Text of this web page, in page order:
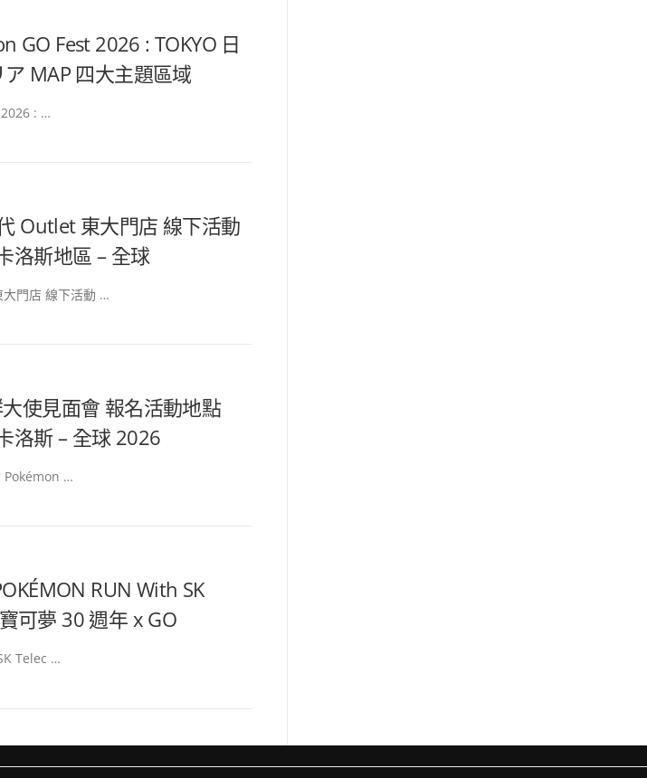
GO Fest 2026 : TOKYO 日
MAP 四大主題區域
: …
Outlet 東大門店 線下活動
洛斯地區 – 全球
門店 線下活動 …
使見面會 報名活動地點
洛斯 – 全球 2026
Pokémon …
RUN With SK
可夢 30 週年 x GO
Telec …